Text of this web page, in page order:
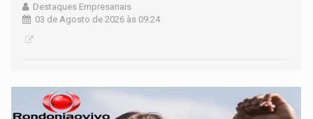
Destaques Empresariais
03 de Agosto de 2026 às 09:24